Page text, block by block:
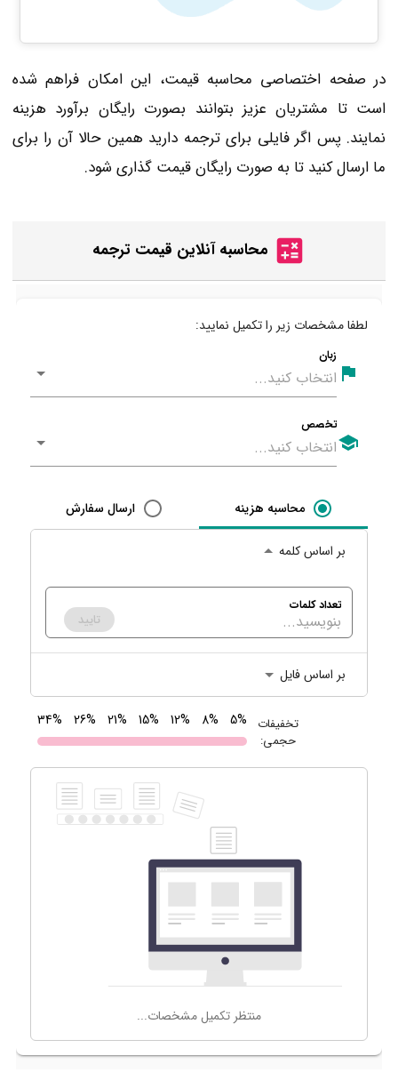
در صفحه اختصاصی محاسبه قیمت، این امکان فراهم شده
است تا مشتریان عزیز بتوانند بصورت رایگان برآورد هزینه
نمایند. پس اگر فایلی برای ترجمه دارید همین حالا آن را برای
ما ارسال کنید تا به صورت رایگان قیمت گذاری شود.
محاسبه آنلاین قیمت ترجمه